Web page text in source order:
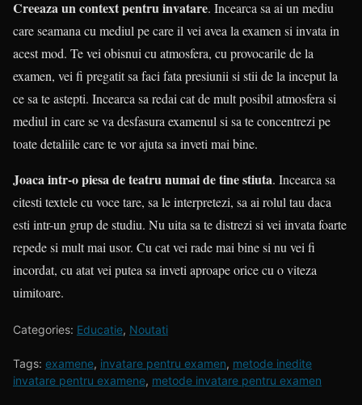
Creeaza un context pentru invatare. Incearca sa ai un mediu
care seamana cu mediul pe care il vei avea la examen si invata in
acest mod. Te vei obisnui cu atmosfera, cu provocarile de la
examen, vei fi pregatit sa faci fata presiunii si stii de la inceput la
ce sa te astepti. Incearca sa redai cat de mult posibil atmosfera si
mediul in care se va desfasura examenul si sa te concentrezi pe
toate detaliile care te vor ajuta sa inveti mai bine.
Joaca intr-o piesa de teatru numai de tine stiuta. Incearca sa
citesti textele cu voce tare, sa le interpretezi, sa ai rolul tau daca
esti intr-un grup de studiu. Nu uita sa te distrezi si vei invata foarte
repede si mult mai usor. Cu cat vei rade mai bine si nu vei fi
incordat, cu atat vei putea sa inveti aproape orice cu o viteza
uimitoare.
Categories: Educatie, Noutati
Tags: examene, invatare pentru examen, metode inedite
invatare pentru examene, metode invatare pentru examen